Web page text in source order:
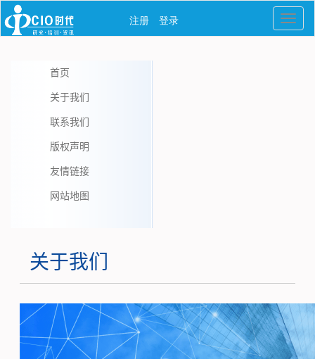
首页
关于我们
联系我们
版权声明
友情链接
网站地图
关于我们